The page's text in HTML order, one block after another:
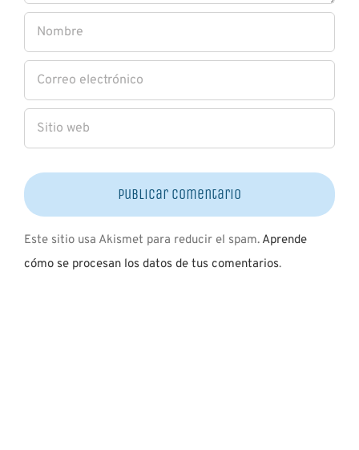
Este sitio usa Akismet para reducir el spam. Aprende
cómo se procesan los datos de tus comentarios.